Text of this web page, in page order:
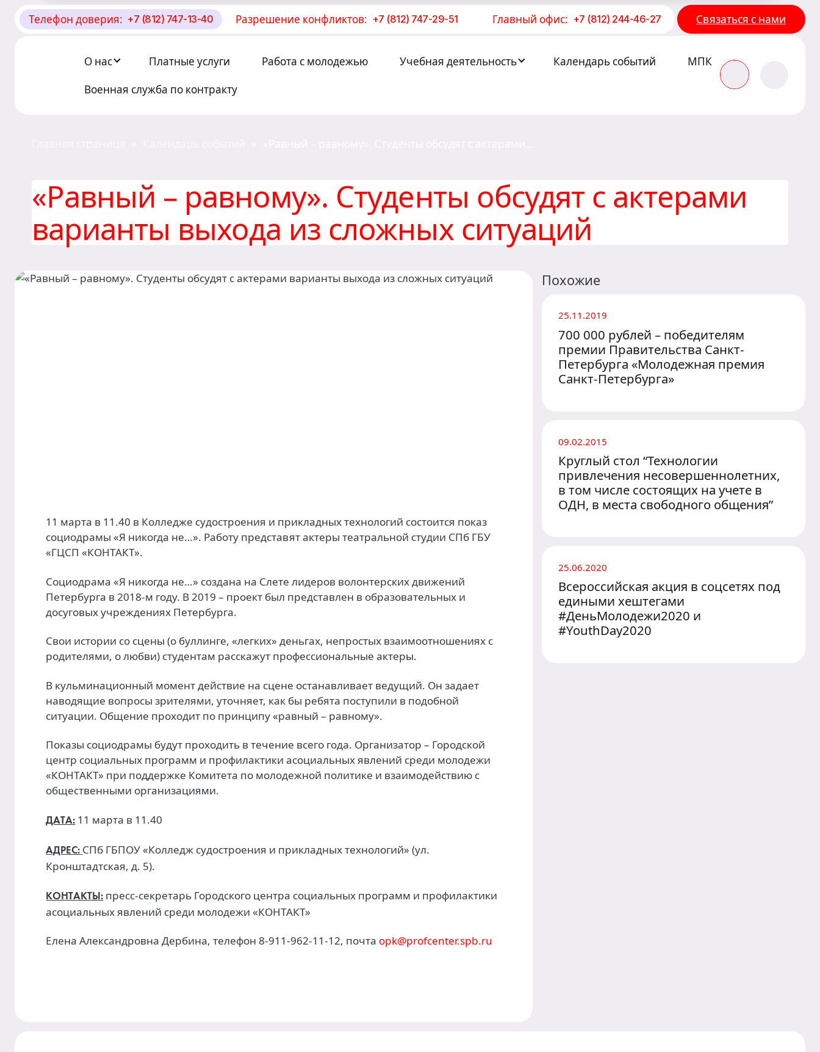
Телефон доверия: +7 (812) 747-13-40 Разрешение конфликтов: +7 (812) 747-29-51 Главный офис: +7 (812) 244-46-27 Связаться с нами
О нас Платные услуги Работа с молодежью Учебная деятельность Календарь событий
МПК
Военная служба по контракту
«Равный – равному». Студенты обсудят с актерами
варианты выхода из сложных ситуаций
11 марта в 11.40 в Колледже судостроения и прикладных технологий состоится показ
социодрамы «Я никогда не…». Работу представят актеры театральной студии СПб ГБУ
«ГЦСП «КОНТАКТ».
Социодрама «Я никогда не…» создана на Слете лидеров волонтерских движений
Петербурга в 2018-м году. В 2019 – проект был представлен в образовательных и
досуговых учреждениях Петербурга.
Свои истории со сцены (о буллинге, «легких» деньгах, непростых взаимоотношениях с
родителями, о любви) студентам расскажут профессиональные актеры.
В кульминационный момент действие на сцене останавливает ведущий. Он задает
наводящие вопросы зрителями, уточняет, как бы ребята поступили в подобной
ситуации. Общение проходит по принципу «равный – равному».
Показы социодрамы будут проходить в течение всего года. Организатор – Городской
центр социальных программ и профилактики асоциальных явлений среди молодежи
«КОНТАКТ» при поддержке Комитета по молодежной политике и взаимодействию с
общественными организациями.
ДАТА: 11 марта в 11.40
АДРЕС: СПб ГБПОУ «Колледж судостроения и прикладных технологий» (ул.
Кронштадтская, д. 5).
КОНТАКТЫ: пресс-секретарь Городского центра социальных программ и профилактики
асоциальных явлений среди молодежи «КОНТАКТ»
Елена Александровна Дербина, телефон 8-911-962-11-12, почта opk@profcenter.spb.ru
Похожие
25.11.2019
700 000 рублей – победителям
премии Правительства Санкт-
Петербурга «Молодежная премия
Санкт-Петербурга»
09.02.2015
Круглый стол “Технологии
привлечения несовершеннолетних,
в том числе состоящих на учете в
ОДН, в места свободного общения”
25.06.2020
Всероссийская акция в соцсетях под
едиными хештегами
#ДеньМолодежи2020 и
#YouthDay2020
О Центре «КОНТАКТ»
Пресс-центр